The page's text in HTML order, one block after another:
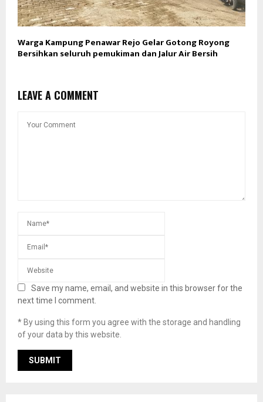
Warga Kampung Penawar Rejo Gelar Gotong Royong
Bersihkan seluruh pemukiman dan Jalur Air Bersih
LEAVE A COMMENT
Save my name, email, and website in this browser for the
next time I comment.
* By using this form you agree with the storage and handling
of your data by this website.